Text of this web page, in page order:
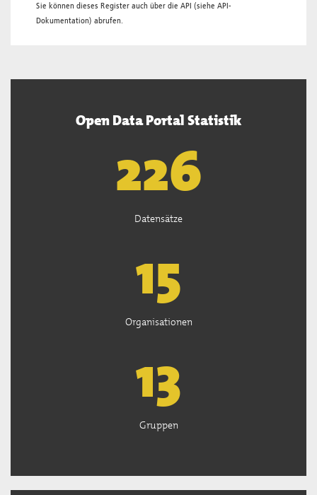
Sie können dieses Register auch über die API (siehe API-
Dokumentation) abrufen.
Open Data Portal Statistik
227
Datensätze
15
Organisationen
13
Gruppen